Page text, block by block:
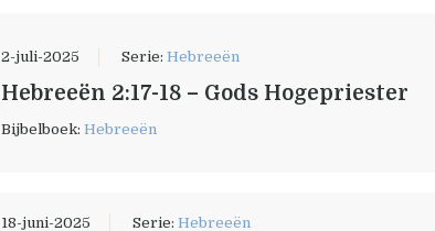
2-juli-2025 Serie:Hebreeën
Hebreeën 2:17-18 – Gods Hogepriester
Bijbelboek:Hebreeën
18-juni-2025 Serie:Hebreeën